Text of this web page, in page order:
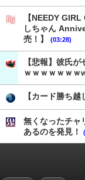
【NEEDY
しちゃん
売！】
(03:28)
【悲報】彼氏
ｗｗｗｗｗｗｗ
【カード勝ち
無くなったチャ
あるのを発見！